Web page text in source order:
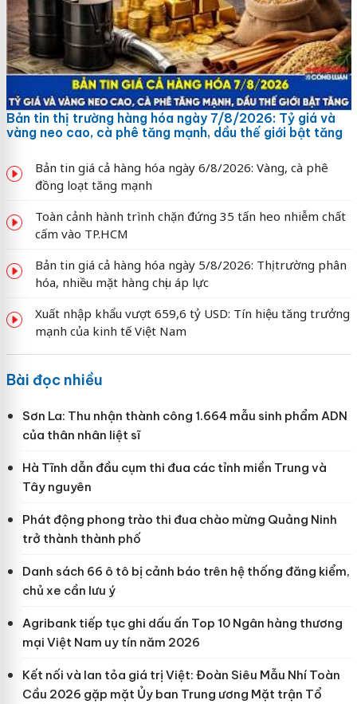
Bản tin thị trường hàng hóa ngày 7/8/2026: Tỷ giá và
vàng neo cao, cà phê tăng mạnh, dầu thế giới bật tăng
Bản tin giá cả hàng hóa ngày 6/8/2026: Vàng, cà phê
đồng loạt tăng mạnh
Toàn cảnh hành trình chặn đứng 35 tấn heo nhiễm chất
cấm vào TP.HCM
Bản tin giá cả hàng hóa ngày 5/8/2026: Thị trường phân
hóa, nhiều mặt hàng chịu áp lực
Xuất nhập khẩu vượt 659,6 tỷ USD: Tín hiệu tăng trưởng
mạnh của kinh tế Việt Nam
Bài đọc nhiều
Sơn La: Thu nhận thành công 1.664 mẫu sinh phẩm ADN
của thân nhân liệt sĩ
Hà Tĩnh dẫn đầu cụm thi đua các tỉnh miền Trung và
Tây nguyên
Phát động phong trào thi đua chào mừng Quảng Ninh
trở thành thành phố
Danh sách 66 ô tô bị cảnh báo trên hệ thống đăng kiểm,
chủ xe cần lưu ý
Agribank tiếp tục ghi dấu ấn Top 10 Ngân hàng thương
mại Việt Nam uy tín năm 2026
Kết nối và lan tỏa giá trị Việt: Đoàn Siêu Mẫu Nhí Toàn
Cầu 2026 gặp mặt Ủy ban Trung ương Mặt trận Tổ